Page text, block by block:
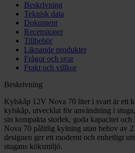
Beskrivning
Teknisk data
Dokument
Recensioner
Tillbehör
Liknande produkter
Frågor och svar
Frakt och villkor
Beskrivning
Kylskåp 12V Nova 70 liter i svart är ett
kylskåp, utvecklat för användning i
sin kompakta storlek, goda kapacitet
Nova 70 pålitlig kylning utan behov av
designen ger ett modernt och enhetligt
stugans köksmiljö.